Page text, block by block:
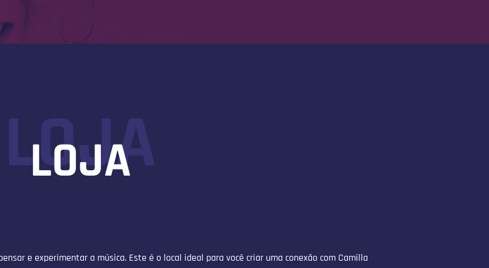
LOJA
LOJA
e experimentar a música. Este é o local ideal para você criar uma conexão com Camilla